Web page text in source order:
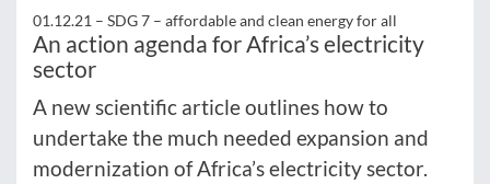
01.12.21 – SDG 7 – affordable and clean energy for all
An action agenda for Africa’s electricity
sector
A new scientific article outlines how to
undertake the much needed expansion and
modernization of Africa’s electricity sector.